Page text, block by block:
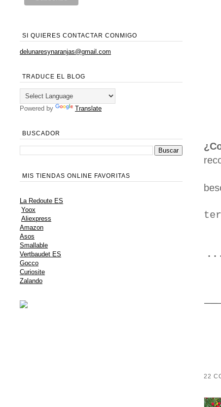
22
SI QUIERES CONTACTAR CONMIGO
delunaresynaranjas@gmail.com
TRADUCE EL BLOG
Powered by Translate
BUSCADOR
MIS TIENDAS ONLINE FAVORITAS
La Redoute ES
Yoox
Aliexpress
Amazon
Asos
Smallable
Vertbaudet ES
Gocco
Curiosite
Zalando